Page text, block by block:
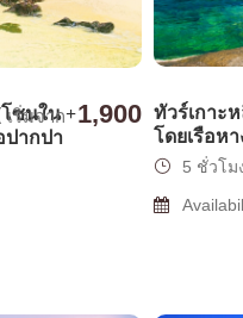
โซนใน +
ปากปา
เริ่มจาก 1,900 ทัวร์เกาะ
โดยเรือห
5 ชั่วโม